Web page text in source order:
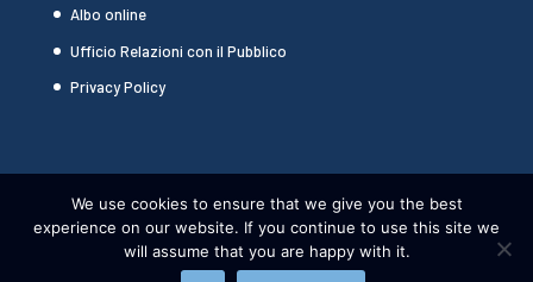
Albo online
Ufficio Relazioni con il Pubblico
Privacy Policy
We use cookies to ensure that we give you the best
experience on our website. If you continue to use this site we
will assume that you are happy with it.